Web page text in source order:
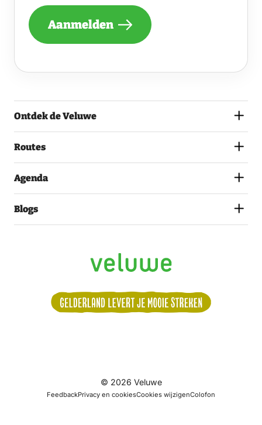
EEN
ONTVANGEN
EN
HET
Aanmelden
Ontdek de Veluwe
Routes
Agenda
Blogs
ons:
© 2026 Veluwe
FeedbackPrivacy en cookiesCookies wijzigenColofon